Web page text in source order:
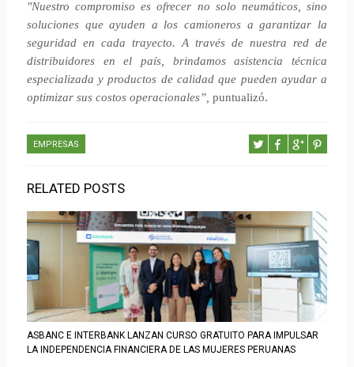
"Nuestro compromiso es ofrecer no solo neumáticos, sino
soluciones que ayuden a los camioneros a garantizar la
seguridad en cada trayecto. A través de nuestra red de
distribuidores en el país, brindamos asistencia técnica
especializada y productos de calidad que pueden ayudar a
optimizar sus costos operacionales”, puntualizó.
EMPRESAS
RELATED POSTS
ASBANC E INTERBANK LANZAN CURSO GRATUITO PARA IMPULSAR
LA INDEPENDENCIA FINANCIERA DE LAS MUJERES PERUANAS